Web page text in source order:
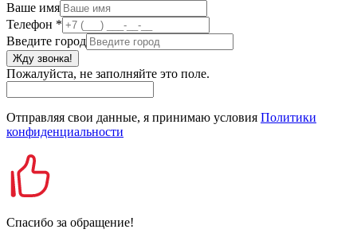
Ваше имя
Телефон *
Введите город
Жду звонка!
Пожалуйста, не заполняйте это поле.
Отправляя свои данные, я принимаю условия Политики
конфиденциальности
Спасибо за обращение!